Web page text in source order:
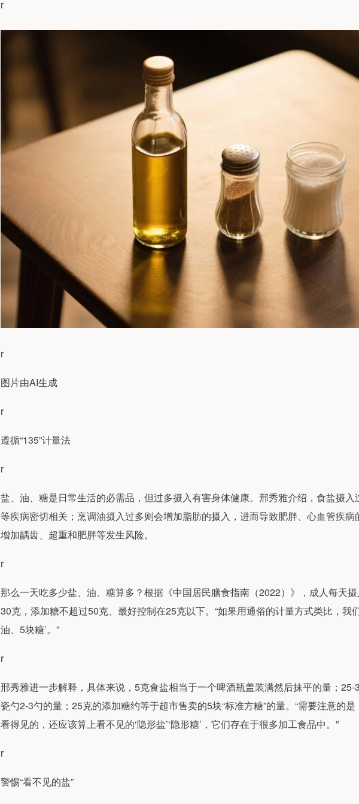
r
r
图片由AI生成
r
遵循“135”计量法
r
盐、油、糖是日常生活的必需品，但过多摄入有害身体健康。邢秀雅介绍，食盐摄
等疾病密切相关；烹调油摄入过多则会增加脂肪的摄入，进而导致肥胖、心血管疾
增加龋齿、超重和肥胖等发生风险。
r
那么一天吃多少盐、油、糖算多？根据《中国居民膳食指南（2022）》，成人每天
30克，添加糖不超过50克、最好控制在25克以下。“如果用通俗的计量方式类比，我
油、5块糖’。”
r
邢秀雅进一步解释，具体来说，5克食盐相当于一个啤酒瓶盖装满然后抹平的量；
瓷勺2-3勺的量；25克的添加糖约等于超市售卖的5块“标准方糖”的量。“需要注意的
看得见的，还应该算上看不见的‘隐形盐’‘隐形糖’，它们存在于很多加工食品中。”
r
警惕“看不见的盐”